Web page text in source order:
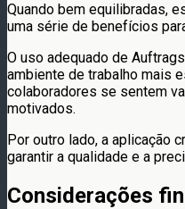
Quando bem equilibradas,
uma série de benefícios
O uso adequado de
ambiente de trabalho mais
colaboradores se sentem
motivados.
Por outro lado, a aplicação
garantir a qualidade e a
Considerações